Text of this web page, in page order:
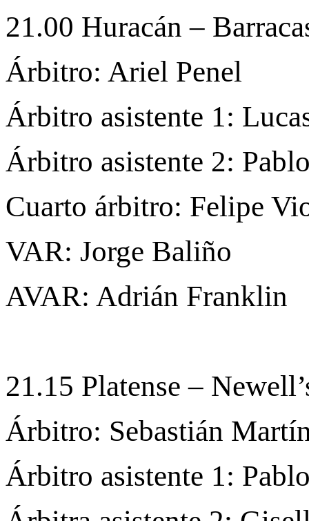
21.00 Huracán –
Árbitro: Ariel Penel
Árbitro asistente 1:
Árbitro asistente 2:
Cuarto árbitro: Felipe
VAR: Jorge Baliño
AVAR: Adrián Franklin
21.15 Platense –
Árbitro: Sebastián
Árbitro asistente 1: